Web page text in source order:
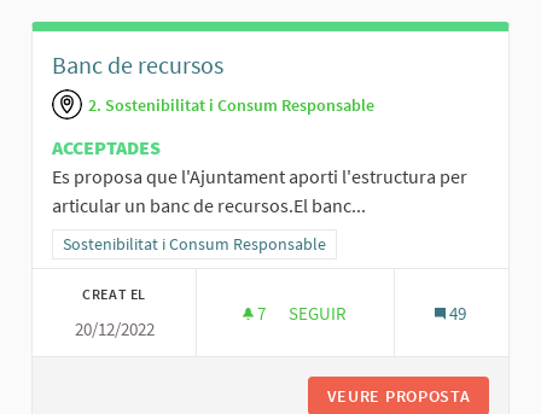
Banc de recursos
2. Sostenibilitat i Consum Responsable
ACCEPTADES
Es proposa que l'Ajuntament aporti l'estructura per
articular un banc de recursos.El banc...
Resultats al filtrar per la categoria: Sostenibilitat i Consum
Sostenibilitat i Consum Responsable
CREAT EL
20/12/2022
7 7 SEGUIDORES
SEGUIR 49
VEURE PROPOSTA